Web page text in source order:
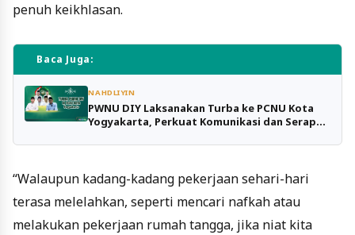
penuh keikhlasan.
Baca Juga:
NAHDLIYIN
PWNU DIY Laksanakan Turba ke PCNU Kota
Yogyakarta, Perkuat Komunikasi dan Serap
“Walaupun kadang-kadang pekerjaan sehari-hari
terasa melelahkan, seperti mencari nafkah atau
melakukan pekerjaan rumah tangga, jika niat kita